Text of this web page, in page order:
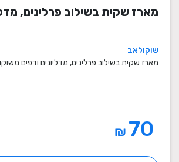
מארז שקית בשילוב פרלינים,
שוקולאב
מארז שקית בשילוב פרלינים, מדליונים ודפים
₪